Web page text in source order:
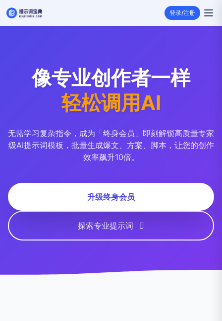
登录/注册
像专业创作者一样
轻松调用AI
无需学习复杂指令，成为「终身会员」即刻解锁高质量专家
级AI提示词模板，批量生成爆文、方案、脚本，让您的创作
效率飙升10倍。
升级终身会员
探索专业提示词